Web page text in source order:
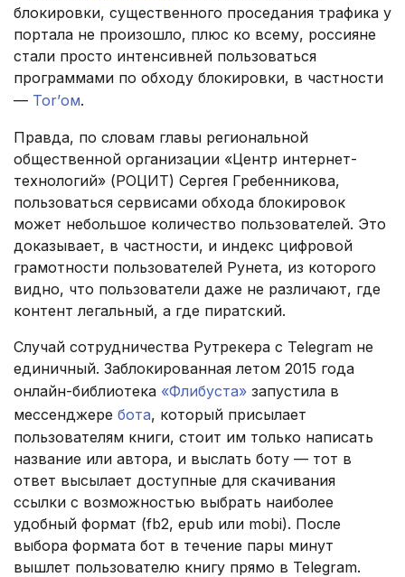
блокировки, существенного проседания трафика у
портала не произошло, плюс ко всему, россияне
стали просто интенсивней пользоваться
программами по обходу блокировки, в частности
— Tor’ом.
Правда, по словам главы региональной
общественной организации «Центр интернет-
технологий» (РОЦИТ) Сергея Гребенникова,
пользоваться сервисами обхода блокировок
может небольшое количество пользователей. Это
доказывает, в частности, и индекс цифровой
грамотности пользователей Рунета, из которого
видно, что пользователи даже не различают, где
контент легальный, а где пиратский.
Случай сотрудничества Рутрекера с Telegram не
единичный. Заблокированная летом 2015 года
онлайн-библиотека «Флибуста» запустила в
мессенджере бота, который присылает
пользователям книги, стоит им только написать
название или автора, и выслать боту — тот в
ответ высылает доступные для скачивания
ссылки с возможностью выбрать наиболее
удобный формат (fb2, epub или mobi). После
выбора формата бот в течение пары минут
вышлет пользователю книгу прямо в Telegram.